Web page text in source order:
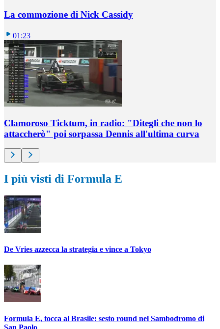
La commozione di Nick Cassidy
01:23
Clamoroso Ticktum, in radio: "Ditegli che non lo
attaccherò" poi sorpassa Dennis all'ultima curva
I più visti di Formula E
De Vries azzecca la strategia e vince a Tokyo
Formula E, tocca al Brasile: sesto round nel Sambodromo di
San Paolo